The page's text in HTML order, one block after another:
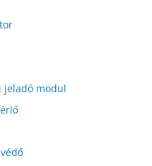
jeladó modul